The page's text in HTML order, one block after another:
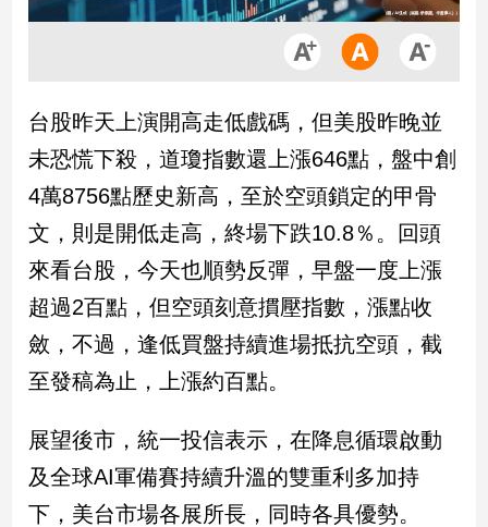
品
政
治
政
治
焦
品
觀
點
民
調
會
點
台股昨天上演開高走低戲碼，但美股昨晚並
未恐慌下殺，道瓊指數還上漲646點，盤中創
4萬8756點歷史新高，至於空頭鎖定的甲骨
文，則是開低走高，終場下跌10.8％。回頭
來看台股，今天也順勢反彈，早盤一度上漲
超過2百點，但空頭刻意摜壓指數，漲點收
斂，不過，逢低買盤持續進場抵抗空頭，截
至發稿為止，上漲約百點。
展望後市，統一投信表示，在降息循環啟動
及全球AI軍備賽持續升溫的雙重利多加持
下，美台市場各展所長，同時各具優勢。